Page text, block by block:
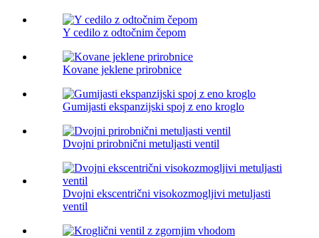
Y cedilo z odtočnim čepom
Kovane jeklene prirobnice
Gumijasti ekspanzijski spoj z eno kroglo
Dvojni prirobnični metuljasti ventil
Dvojni ekscentrični visokozmogljivi metuljasti
ventil